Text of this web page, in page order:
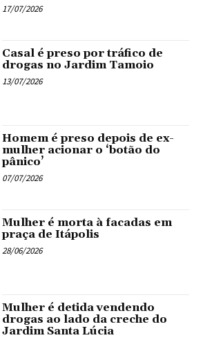
17/07/2026
Casal é preso por tráfico de
drogas no Jardim Tamoio
13/07/2026
Homem é preso depois de ex-
mulher acionar o ‘botão do
pânico’
07/07/2026
Mulher é morta à facadas em
praça de Itápolis
28/06/2026
Mulher é detida vendendo
drogas ao lado da creche do
Jardim Santa Lúcia